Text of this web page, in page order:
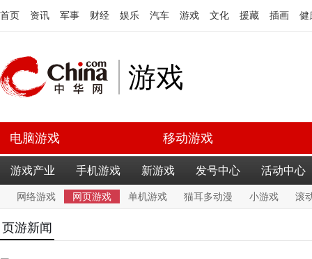
首页 资讯 军事 财经 娱乐 汽车 游戏 文化 援藏 插画 健
游戏
电脑游戏 移动游戏
游戏产业 手机游戏 新游戏 发号中心 活动中心
网络游戏 网页游戏 单机游戏 猫耳多动漫 小游戏 滚
页游新闻